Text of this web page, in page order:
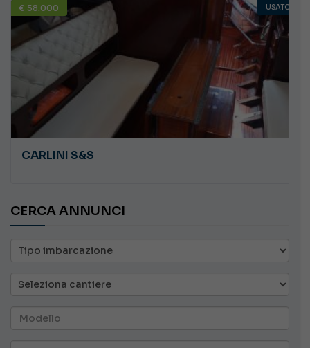
€ 58.000 USATO
CARLINI S&S
CERCA ANNUNCI